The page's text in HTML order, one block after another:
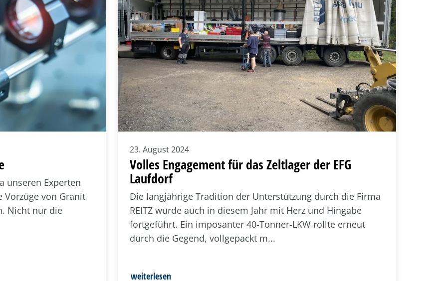
unseren Experten
Vorzüge von Granit
Nicht nur die
23. August 2024
Volles Engagement für das Zeltlager der EFG
Laufdorf
Die langjährige Tradition der Unterstützung durch die Firma
REITZ wurde auch in diesem Jahr mit Herz und Hingabe
fortgeführt. Ein imposanter 40-Tonner-LKW rollte erneut
durch die Gegend, vollgepackt m...
weiterlesen